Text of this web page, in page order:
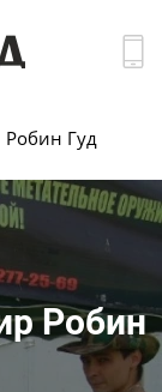
Гуд
Робин